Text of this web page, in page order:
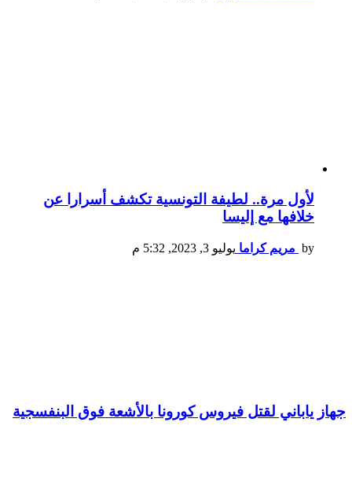
لأول مرة.. لطيفة التونسية تكشف أسرارا عن
خلافها مع إليسا
by مريم كراما يوليو 3, 2023, 5:32 م
جهاز ياباني لقتل فيروس كورونا بالأشعة فوق البنفسجية